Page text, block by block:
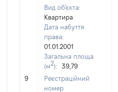
9
Вид об'єкта:
Квартира
Дата набуття
права:
01.01.2001
Загальна площа
(м2):
39,79
Реєстраційний
номер